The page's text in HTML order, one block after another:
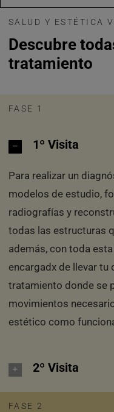
SALUD Y ESTÉTICA
Descubre
tratamiento
FASE 1
1º Visita
Para realizar un
modelos de estudio,
radiografías y
todas las estructuras
además, con toda
encargadx de llevar tu
tratamiento donde se
movimientos
estético como
2º Visita
FASE 2